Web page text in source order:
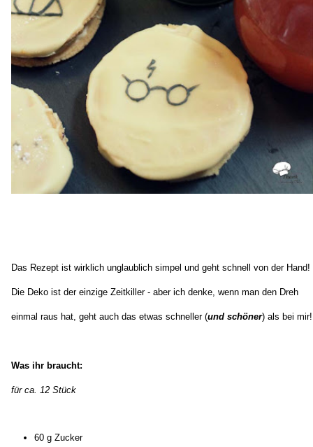
Das Rezept ist wirklich unglaublich simpel und geht schnell von der Hand!
Die Deko ist der einzige Zeitkiller - aber ich denke, wenn man den Dreh
einmal raus hat, geht auch das etwas schneller (und schöner) als bei mir!
Was ihr braucht:
für ca. 12 Stück
60 g Zucker